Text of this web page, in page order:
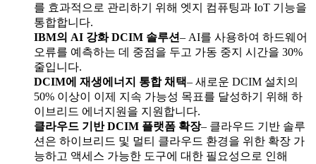
를 효과적으로 관리하기 위해 엣지 컴퓨팅과 IoT 기능을
통합합니다.
IBM의 AI 강화 DCIM 솔루션– AI를 사용하여 하드웨어
오류를 예측하는 데 중점을 두고 가동 중지 시간을 30%
줄입니다.
DCIM에 재생에너지 통합 채택– 새로운 DCIM 설치의
50% 이상이 이제 지속 가능성 목표를 달성하기 위해 하
이브리드 에너지원을 지원합니다.
클라우드 기반 DCIM 플랫폼 확장– 클라우드 기반 솔루
션은 하이브리드 및 멀티 클라우드 환경을 위한 확장 가
능하고 액세스 가능한 도구에 대한 필요성으로 인해